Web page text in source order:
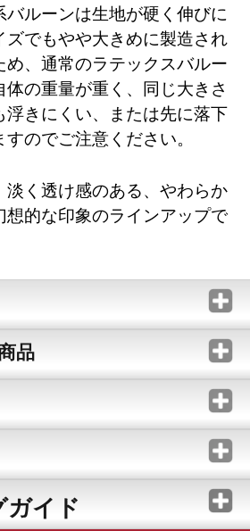
バルーンは生地が硬く伸びに
ズでもやや大きめに製造され
め、通常のラテックスバルー
の重量が重く、同じ大きさ
浮きにくい、または先に落下
のでご注意ください。
淡く透け感のある、やわらか
想的な印象のラインアップで
品
イド